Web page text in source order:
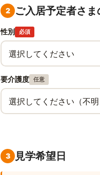
2 ご入居予定者さま
性別 必須
要介護度 任意
3 見学希望日